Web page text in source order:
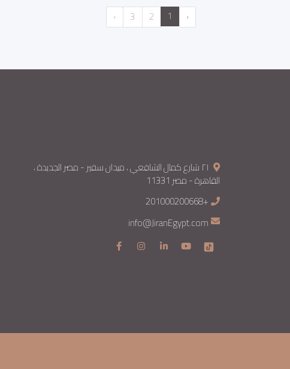
‹
1
2
3
›
٢١ شارع كمال الشافعي ، ميدان سفير - مصر الجديدة ،
القاهرة - مصر 11331
+201000200668
info@JiranEgypt.com